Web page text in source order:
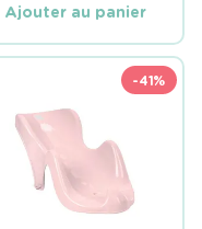
ÉTAIT :
EST :
Ajouter au panier
-41%